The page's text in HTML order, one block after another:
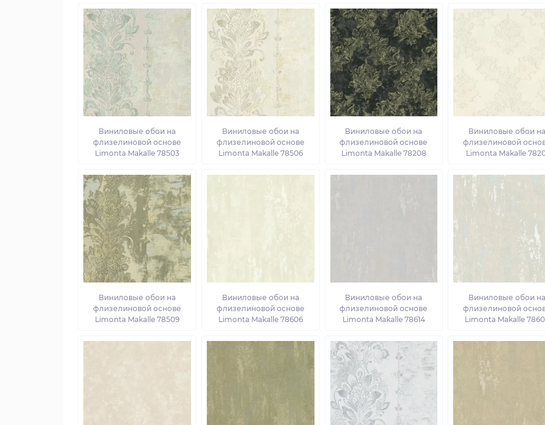
Виниловые обои на
флизелиновой основе
Limonta Makalle 78503
Виниловые обои на
флизелиновой основе
Limonta Makalle 78506
Виниловые обои на
флизелиновой основе
Limonta Makalle 78208
Виниловые обои
флизелиновой
Limonta Makalle
Виниловые обои на
флизелиновой основе
Limonta Makalle 78509
Виниловые обои на
флизелиновой основе
Limonta Makalle 78606
Виниловые обои на
флизелиновой основе
Limonta Makalle 78614
Виниловые обои
флизелиновой
Limonta Makalle